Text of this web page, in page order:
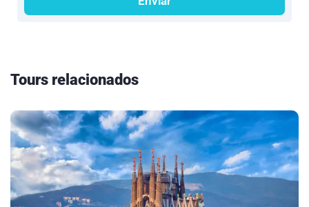
Tours relacionados